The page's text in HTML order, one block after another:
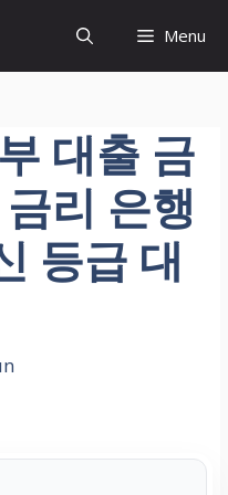
Menu
대출 금
리 은행
등급 대